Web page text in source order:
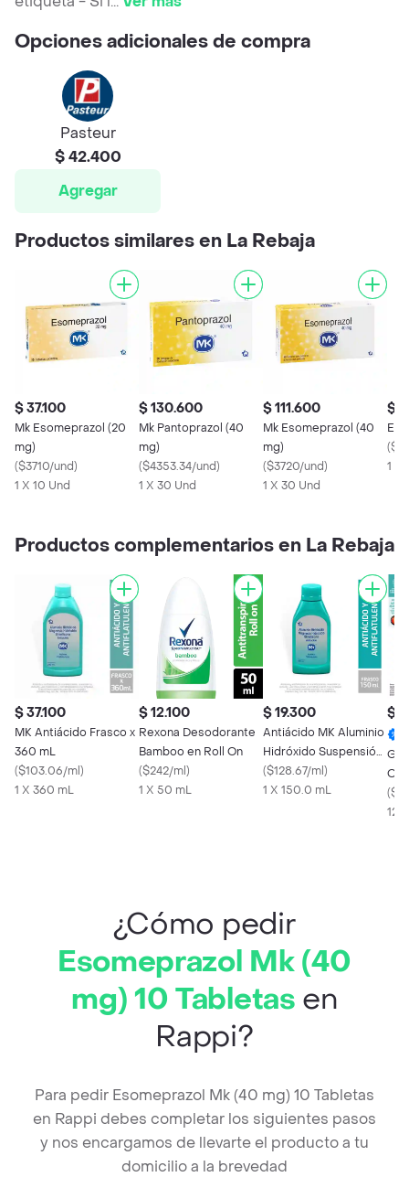
Opciones adicionales de compra
Pasteur
$ 42.400
Agregar
Productos similares en La Rebaja
$ 37.100
Mk Esomeprazol (20
mg)
($3710/und)
1 X 10 Und
$ 130.600
Mk Pantoprazol (40
mg)
($4353.34/und)
1 X 30 Und
$ 111.600
Mk Esomeprazol (40
mg)
($3720/und)
1 X 30 Und
$
(
1 X
Productos complementarios en La Rebaja
$ 37.100
MK Antiácido Frasco x
360 mL
($103.06/ml)
1 X 360 mL
$ 12.100
Rexona Desodorante
Bamboo en Roll On
($242/ml)
1 X 50 mL
$ 19.300
Antiácido MK Aluminio
Hidróxido Suspensión
Oral
($128.67/ml)
1 X 150.0 mL
$
(
12
¿Cómo pedir
Esomeprazol Mk (40
mg) 10 Tabletas en
Rappi?
Para pedir Esomeprazol Mk (40 mg) 10 Tabletas
en Rappi debes completar los siguientes pasos
y nos encargamos de llevarte el producto a tu
domicilio a la brevedad